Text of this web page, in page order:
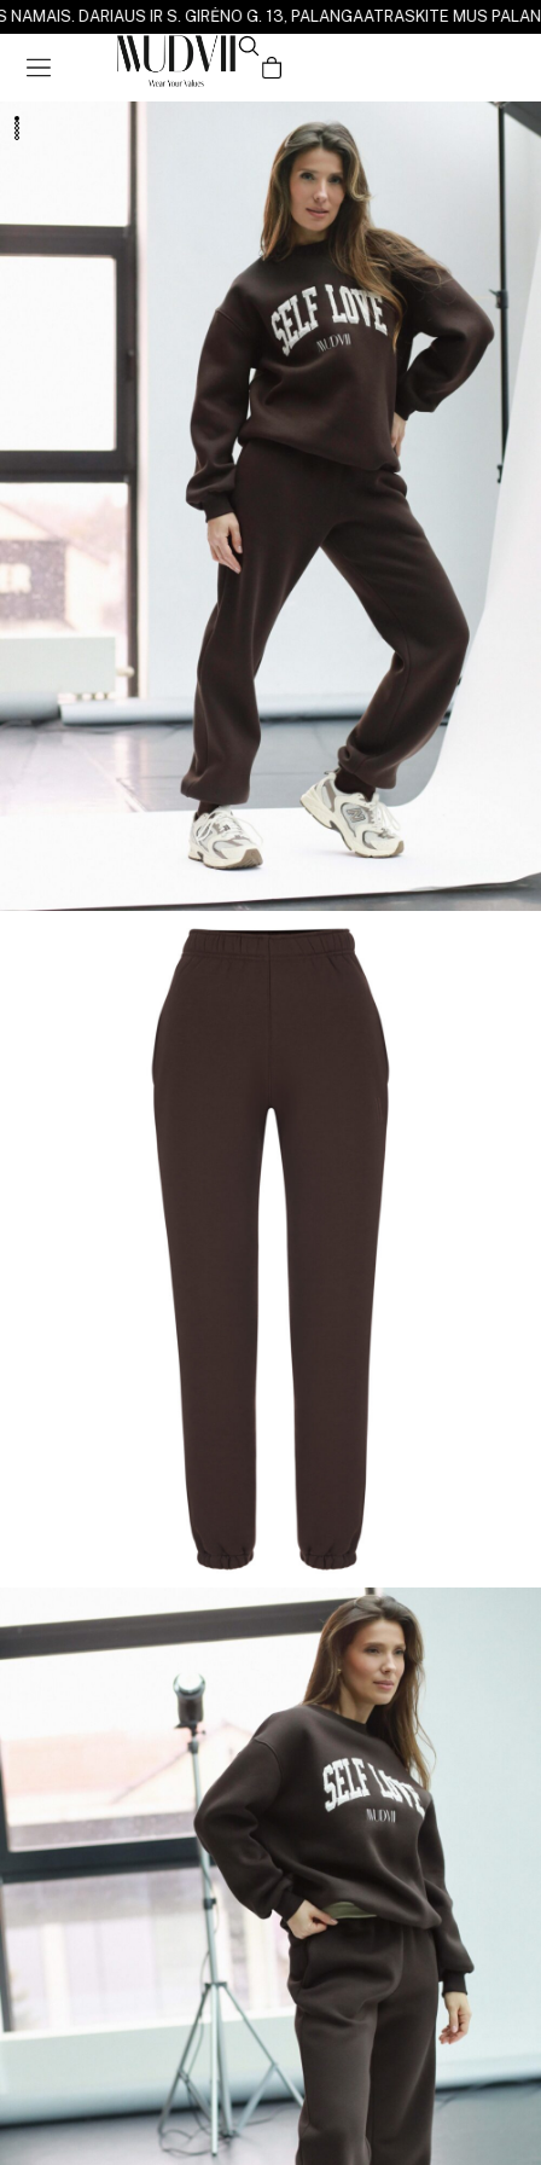
S. DARIAUS IR S. GIRĖNO G. 13, PALANGAATRASKITE MUS